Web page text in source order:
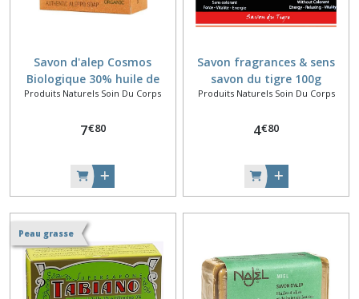
Savon d'alep Cosmos
Biologique 30% huile de
laurier
Produits Naturels Soin Du Corps
7€80
Savon fragrances & sens
savon du tigre 100g
Produits Naturels Soin Du Corps
4€80
Peau grasse